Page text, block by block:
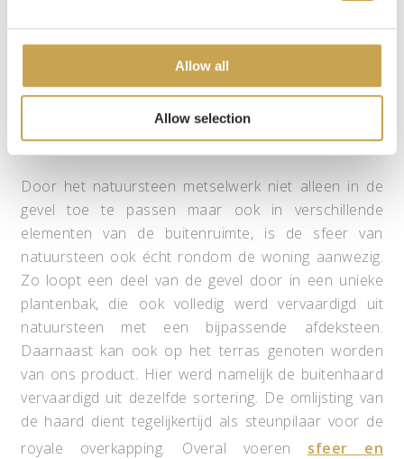
Allow all
Allow selection
en buitenruimte lopen zo op subtiele wijze in elkaar
over. Daarnaast zorgen de diepliggende kozijnen
komen.
Sfeer en warmte
Door het natuursteen metselwerk niet alleen in de
gevel toe te passen maar ook in verschillende
elementen van de buitenruimte, is de sfeer van
natuursteen ook écht rondom de woning aanwezig.
Zo loopt een deel van de gevel door in een unieke
plantenbak, die ook volledig werd vervaardigd uit
natuursteen met een bijpassende afdeksteen.
Daarnaast kan ook op het terras genoten worden
van ons product. Hier werd namelijk de buitenhaard
vervaardigd uit dezelfde sortering. De omlijsting van
de haard dient tegelijkertijd als steunpilaar voor de
royale overkapping. Overal voeren sfeer en